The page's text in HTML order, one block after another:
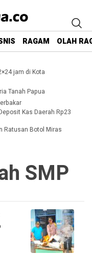
RAGAM OLAH
jam di Kota
Tanah Papua
Kas Daerah Rp23
Ratusan Botol Miras
SMP